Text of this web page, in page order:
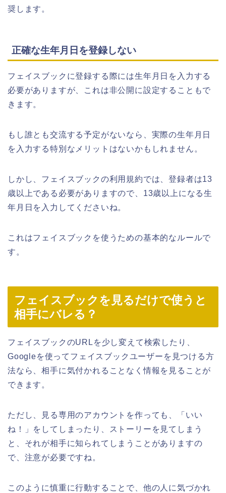
奨します。
正確な生年月日を登録しない
フェイスブックに登録する際には生年月日を入力する
必要がありますが、これは非公開に設定することもで
きます。
もし誰とも交流する予定がないなら、実際の生年月日
を入力する特別なメリットはないかもしれません。
しかし、フェイスブックの利用規約では、登録者は13
歳以上である必要がありますので、13歳以上になる生
年月日を入力してくださいね。
これはフェイスブックを使うための基本的なルールで
す。
フェイスブックを見るだけで使うと
相手にバレる？
フェイスブックのURLを少し変えて検索したり、
Googleを使ってフェイスブックユーザーを見つける方
法なら、相手に気付かれることなく情報を見ることが
できます。
ただし、見る専用のアカウントを作っても、「いい
ね！」をしてしまったり、ストーリーを見てしまう
と、それが相手に知られてしまうことがありますの
で、注意が必要ですね。
このように慎重に行動することで、他の人に気づかれ